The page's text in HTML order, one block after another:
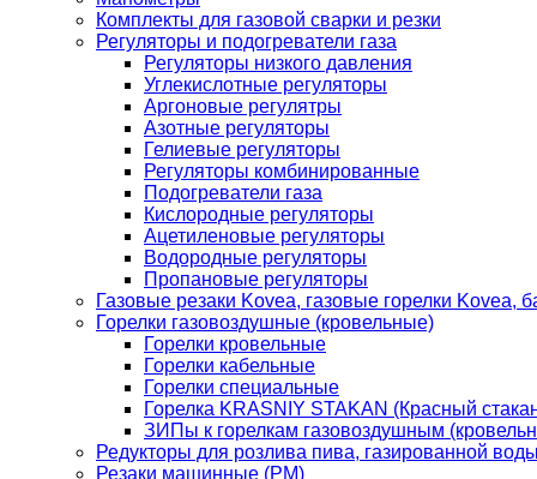
Комплекты для газовой сварки и резки
Регуляторы и подогреватели газа
Регуляторы низкого давления
Углекислотные регуляторы
Аргоновые регулятры
Азотные регуляторы
Гелиевые регуляторы
Регуляторы комбинированные
Подогреватели газа
Кислородные регуляторы
Ацетиленовые регуляторы
Водородные регуляторы
Пропановые регуляторы
Газовые резаки Kovea, газовые горелки Kovea,
Горелки газовоздушные (кровельные)
Горелки кровельные
Горелки кабельные
Горелки специальные
Горелка KRASNIY STAKAN (Красный
ЗИПы к горелкам газовоздушным
Редукторы для розлива пива, газированной
Резаки машинные (РМ)